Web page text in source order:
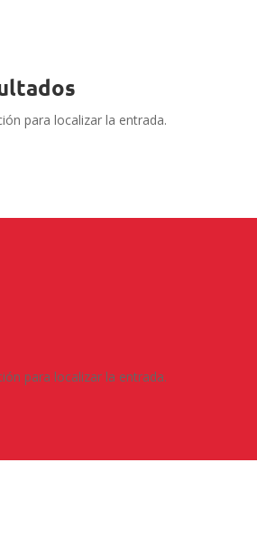
para localizar la entrada.
para localizar la entrada.